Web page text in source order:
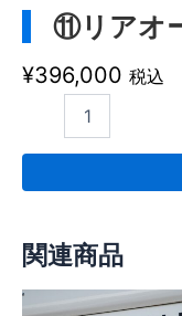
⑪リアオ
¥396,000 税込
関連商品